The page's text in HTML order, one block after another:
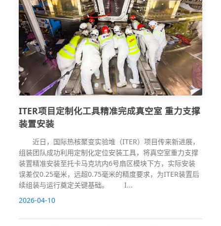
ITER项目定制化工具精准完成真空室 重力支撑
装置安装
近日，国际热核聚变实验堆（ITER）项目传来新进展，
组装团队成功利用定制化定位安装工具，将真空室重力支撑
装置精准安装至托卡马克坑内6号扇区模块下方，实际安装
误差仅0.25毫米，远超0.75毫米的精度要求，为ITER装置后
续组装与运行奠定关键基础。 I...
2026-04-10